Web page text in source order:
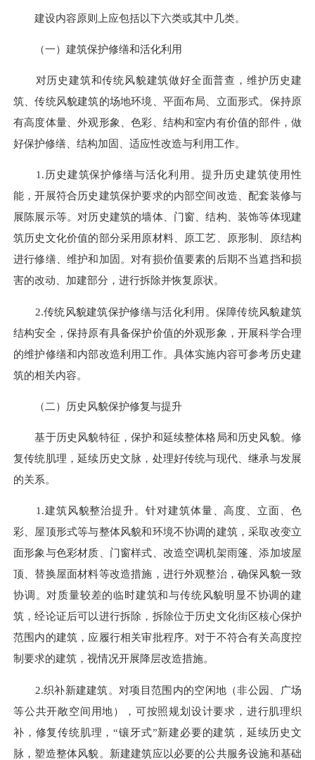
建设内容原则上应包括以下六类或其中几类。
（一）建筑保护修缮和活化利用
对历史建筑和传统风貌建筑做好全面普查，维护历史建
筑、传统风貌建筑的场地环境、平面布局、立面形式。保持原
有高度体量、外观形象、色彩、结构和室内有价值的部件，做
好保护修缮、结构加固、适应性改造与利用工作。
1.历史建筑保护修缮与活化利用。提升历史建筑使用性
能，开展符合历史建筑保护要求的内部空间改造、配套装修与
展陈展示等。对历史建筑的墙体、门窗、结构、装饰等体现建
筑历史文化价值的部分采用原材料、原工艺、原形制、原结构
进行修缮、维护和加固。对有损价值要素的后期不当遮挡和损
害的改动、加建部分，进行拆除并恢复原状。
2.传统风貌建筑保护修缮与活化利用。保障传统风貌建筑
结构安全，保持原有具备保护价值的外观形象，开展科学合理
的维护修缮和内部改造利用工作。具体实施内容可参考历史建
筑的相关内容。
（二）历史风貌保护修复与提升
基于历史风貌特征，保护和延续整体格局和历史风貌。修
复传统肌理，延续历史文脉，处理好传统与现代、继承与发展
的关系。
1.建筑风貌整治提升。针对建筑体量、高度、立面、色
彩、屋顶形式等与整体风貌和环境不协调的建筑，采取改变立
面形象与色彩材质、门窗样式、改造空调机架雨篷、添加坡屋
顶、替换屋面材料等改造措施，进行外观整治，确保风貌一致
协调。对质量较差的临时建筑和与传统风貌明显不协调的建
筑，经论证后可以进行拆除，拆除位于历史文化街区核心保护
范围内的建筑，应履行相关审批程序。对于不符合有关高度控
制要求的建筑，视情况开展降层改造措施。
2.织补新建建筑。对项目范围内的空闲地（非公园、广场
等公共开敞空间用地），可按照规划设计要求，进行肌理织
补，修复传统肌理，“镶牙式”新建必要的建筑，延续历史文
脉，塑造整体风貌。新建建筑应以必要的公共服务设施和基础